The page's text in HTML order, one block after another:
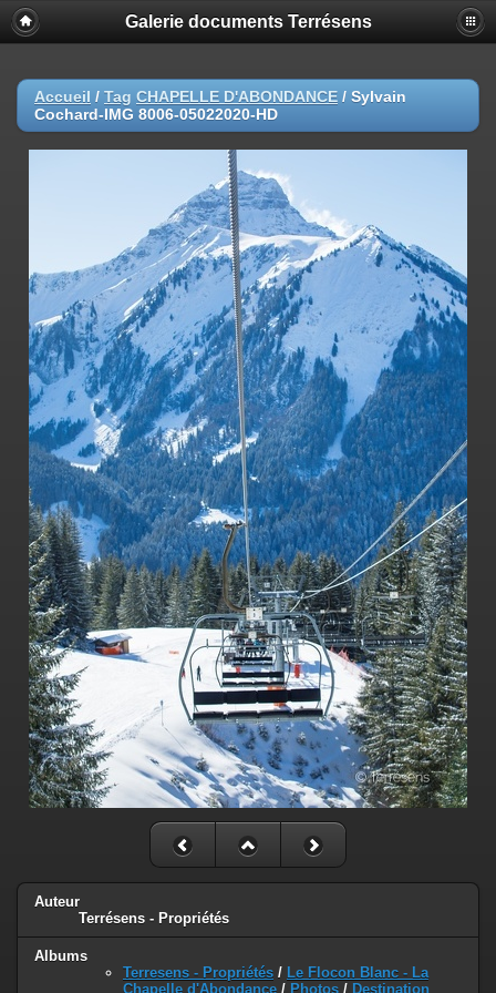
Galerie documents Terrésens
Accueil / Tag CHAPELLE D'ABONDANCE / Sylvain
Cochard-IMG 8006-05022020-HD
Auteur
Terrésens - Propriétés
Albums
Terresens - Propriétés / Le Flocon Blanc - La
Chapelle d'Abondance / Photos / Destination